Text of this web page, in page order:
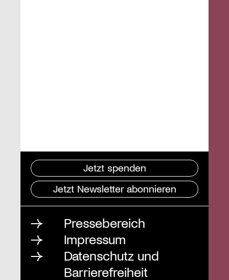
Jetzt spenden
Jetzt Newsletter abonnieren
Pressebereich
Impressum
Datenschutz und
Barrierefreiheit